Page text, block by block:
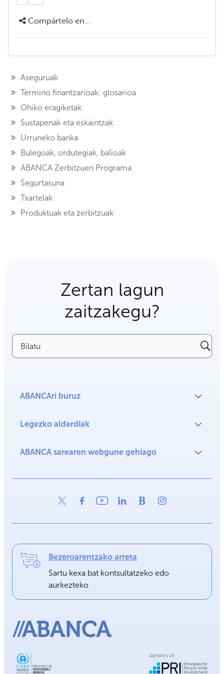
Compártelo en...
Aseguruak
Termino finantzarioak: glosarioa
Ohiko eragiketak
Sustapenak eta eskaintzak
Urruneko banka
Bulegoak, ordutegiak, balioak
ABANCA Zerbitzuen Programa
Segurtasuna
Txartelak
Produktuak eta zerbitzuak
Zertan lagun
zaitzakegu?
Bilatu
ABANCAri buruz
Legezko alderdiak
ABANCA sarearen webgune gehiago
Bezeroarentzako arreta
Sartu kexa bat kontsultatzeko edo
aurkezteko